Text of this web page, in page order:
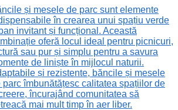
și mesele de parc sunt elemente
în crearea unui spațiu verde
invitant și funcțional. Această
oferă locul ideal pentru picnicuri,
sau pur și simplu pentru a savura
de liniște în mijlocul naturii.
și rezistente, băncile și mesele
parc îmbunătățesc calitatea spațiilor de
încurajând comunitatea să
mai mult timp în aer liber.